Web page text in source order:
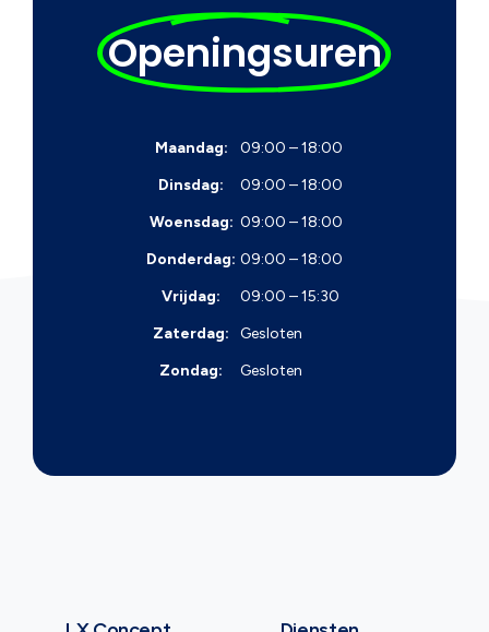
Openingsuren
Maandag:
09:00 – 18:00
Dinsdag:
09:00 – 18:00
Woensdag: 09:00 – 18:00
Donderdag: 09:00 – 18:00
Vrijdag:
09:00 – 15:30
Zaterdag:
Gesloten
Zondag:
Gesloten